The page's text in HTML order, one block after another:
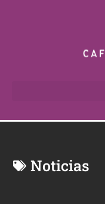
Noticias